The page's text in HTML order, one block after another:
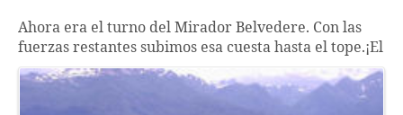
Ahora era el turno del Mirador Belvedere. Con las
fuerzas restantes subimos esa cuesta hasta el tope.¡El